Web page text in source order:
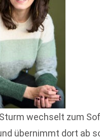
wechselt zum
übernimmt dort ab